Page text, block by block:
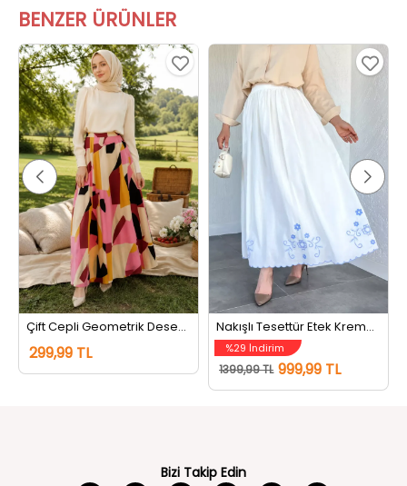
BENZER ÜRÜNLER
Çift Cepli Geometrik Desenli Tesettür Etek Pembe
299,99 TL
Nakışlı Tesettür Etek Kremmavili
%29 İndirim
1399,99 TL 999,99 TL
Bizi Takip Edin